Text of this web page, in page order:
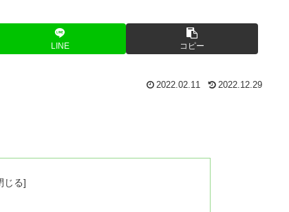
LINE コピー
2022.02.11 2022.12.29